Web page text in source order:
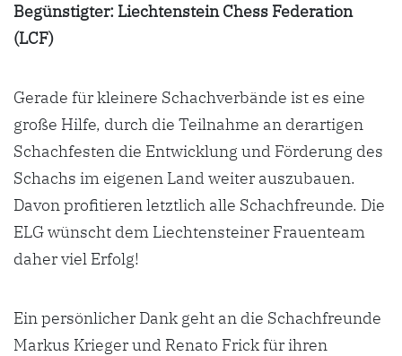
Begünstigter: Liechtenstein Chess Federation
(LCF)
Gerade für kleinere Schachverbände ist es eine
große Hilfe, durch die Teilnahme an derartigen
Schachfesten die Entwicklung und Förderung des
Schachs im eigenen Land weiter auszubauen.
Davon profitieren letztlich alle Schachfreunde. Die
ELG wünscht dem Liechtensteiner Frauenteam
daher viel Erfolg!
Ein persönlicher Dank geht an die Schachfreunde
Markus Krieger und Renato Frick für ihren